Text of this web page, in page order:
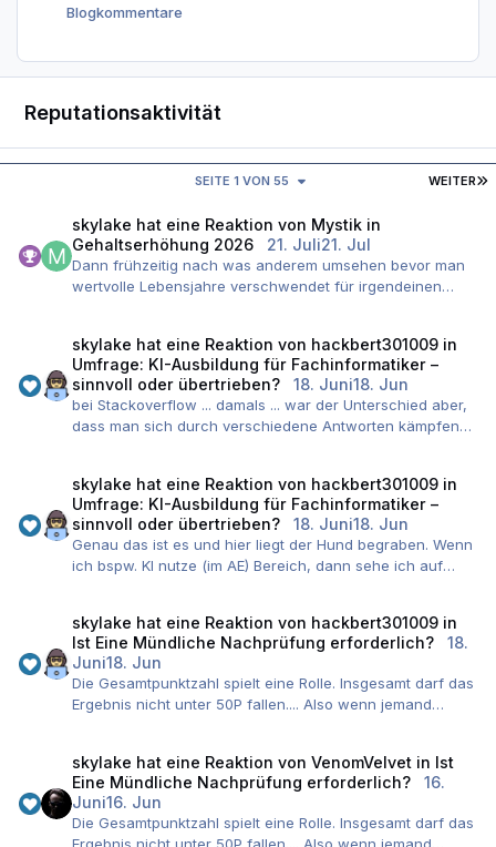
Blogkommentare
Reputationsaktivität
WEITER
SEITE 1 VON 55
skylake hat eine Reaktion von Mystikin
Gehaltserhöhung 2026
21. Juli21. Jul
Dann frühzeitig nach was anderem umsehen bevor man
wertvolle Lebensjahre verschwendet für irgendeinen
skylake hat eine Reaktion von hackbert301009in
Umfrage: KI-Ausbildung für Fachinformatiker –
sinnvoll oder übertrieben?
18. Juni18. Jun
bei Stackoverflow ... damals ... war der Unterschied aber,
dass man sich durch verschiedene Antworten kämpfen
musste sich also gezwungenermaßen damit
außeinandersetzen.
Heute, bei LLM kopiert man den Code rüber und wenn
eine Fehlermeldung fliegt, lässt man diese auch von dem
LLM überprüfen, korrigieren und (wenn Agents aktiv sind)
technische Ebene teilweise extrem. Das ist gerade für
den beiden Themengebiete Verständnis und Security
fatal.
Security im Produktivbetrieb, Verständnis für die IHK
Prüfung.
keine Fehler mehr macht, man auch kein Verständnis
mehr bräuchte. Aber alleine die stumpfe Tatsache, dass
die Azubis nach 3 Jahren vor einem Blatt Papier sitzen
und Code dort niederschreiben müssen führt der Ansatz
skylake hat eine Reaktion von hackbert301009in
Umfrage: KI-Ausbildung für Fachinformatiker –
sinnvoll oder übertrieben?
18. Juni18. Jun
Genau das ist es und hier liegt der Hund begraben. Wenn
ich bspw. KI nutze (im AE) Bereich, dann sehe ich auf
Designprinzipien usw.). Ein Anfänger hingegen hat davon
keine Ahnung und übernimmt den Code 1:1, da er ja evtl.
den richtigen Output liefert.
In meinen Klassen sehe ich es auch immer häufiger wie
von Anfang an LLM Anfragen für alles verwendet wird
tödlich.
Vibe Coding schön und gut (ich liebe es mittlerweile
auch) aber ich nutze es nur dort, wo ich sehr firm bin.
skylake hat eine Reaktion von hackbert301009in
Ist Eine Mündliche Nachprüfung erforderlich?
18.
Juni18. Jun
Die Gesamtpunktzahl spielt eine Rolle. Insgesamt darf das
Ergebnis nicht unter 50P fallen.... Also wenn jemand
skylake hat eine Reaktion von VenomVelvetin Ist
Eine Mündliche Nachprüfung erforderlich?
16.
Juni16. Jun
Die Gesamtpunktzahl spielt eine Rolle. Insgesamt darf das